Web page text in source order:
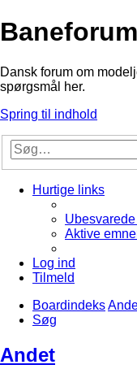
Dansk forum om
spørgsmål her.
Spring til indhold
Hurtige links
Aktive
Log ind
Tilmeld
Boardindeks
Søg
Andet